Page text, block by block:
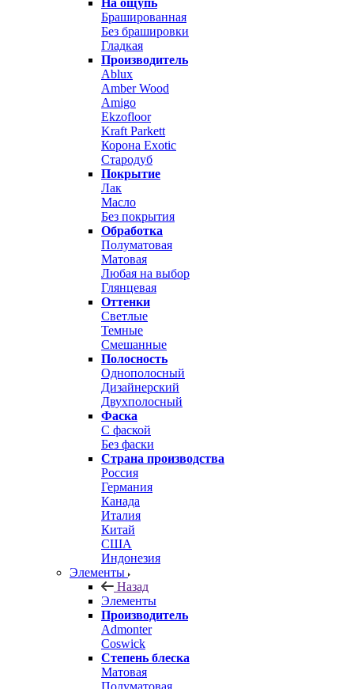
На ощупь
Брашированная
Без брашировки
Гладкая
Производитель
Ablux
Amber Wood
Amigo
Ekzofloor
Kraft Parkett
Корона Exotic
Стародуб
Покрытие
Лак
Масло
Без покрытия
Обработка
Полуматовая
Матовая
Любая на выбор
Глянцевая
Оттенки
Светлые
Темные
Смешанные
Полосность
Однополосный
Дизайнерский
Двухполосный
Фаска
С фаской
Без фаски
Страна производства
Россия
Германия
Канада
Италия
Китай
США
Индонезия
Элементы
Назад
Элементы
Производитель
Admonter
Coswick
Степень блеска
Матовая